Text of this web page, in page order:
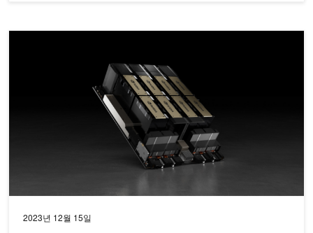
2023년 12월 15일
NVIDIA H100 Tensor 코어 GPU 및 NVIDIA TensorRT-LLM으로